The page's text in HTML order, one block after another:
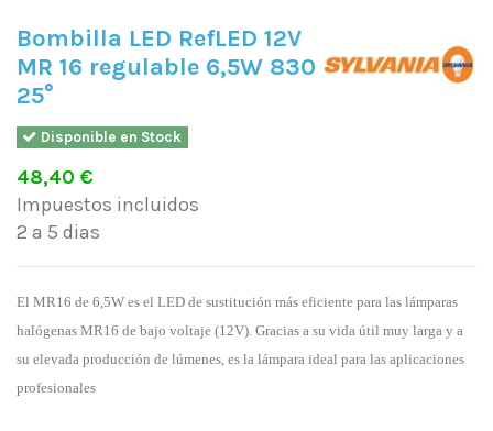
Bombilla LED RefLED 12V
MR 16 regulable 6,5W 830
25°
Disponible en Stock
48,40 €
Impuestos incluidos
2 a 5 dias
El MR16 de 6,5W es el LED de sustitución más eficiente para las lámparas
halógenas MR16 de bajo voltaje (12V). Gracias a su vida útil muy larga y a
su elevada producción de lúmenes, es la lámpara ideal para las aplicaciones
profesionales